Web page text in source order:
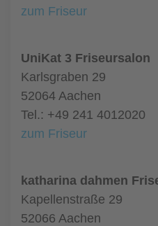
zum Friseur
UniKat 3 Friseursalon
Karlsgraben 29
52064 Aachen
Tel.: +49 241 4012020
zum Friseur
katharina dahmen
Kapellenstraße 29
52066 Aachen